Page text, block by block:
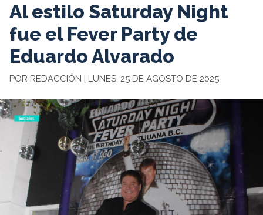
Al estilo Saturday Night
fue el Fever Party de
Eduardo Alvarado
POR REDACCIÓN | LUNES, 25 DE AGOSTO DE 2025